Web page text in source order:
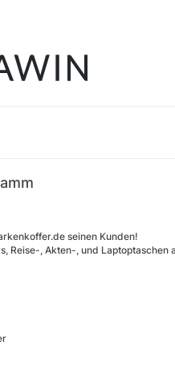
seinen Kunden!
Reise-, Akten-, und